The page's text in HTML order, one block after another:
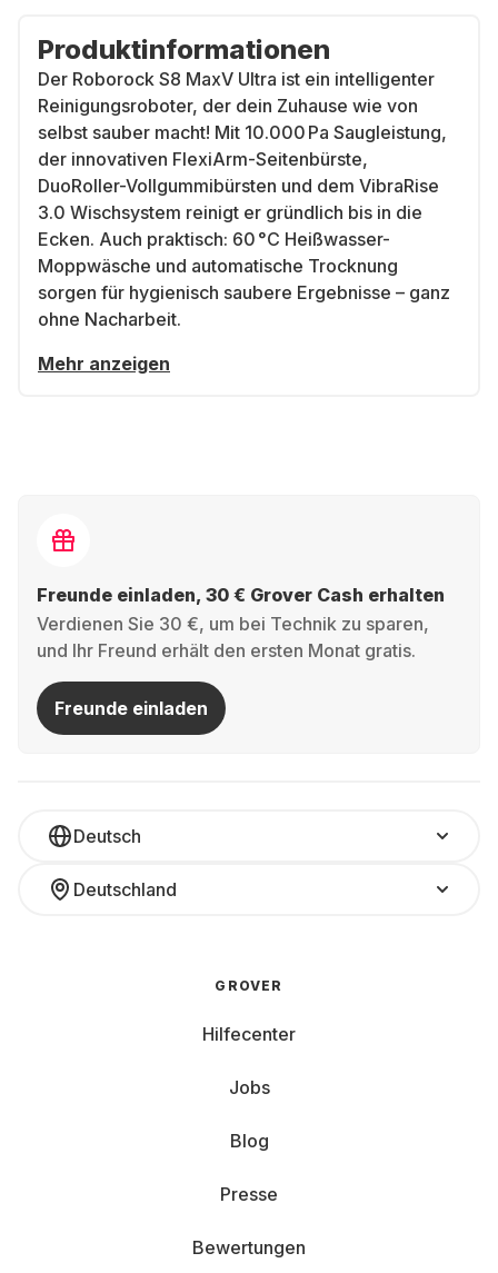
Produktinformationen
Der Roborock S8 MaxV Ultra ist ein intelligenter
Reinigungsroboter, der dein Zuhause wie von
selbst sauber macht! Mit 10.000 Pa Saugleistung,
der innovativen FlexiArm-Seitenbürste,
DuoRoller-Vollgummibürsten und dem VibraRise
3.0 Wischsystem reinigt er gründlich bis in die
Ecken. Auch praktisch: 60 °C Heißwasser-
Moppwäsche und automatische Trocknung
sorgen für hygienisch saubere Ergebnisse – ganz
ohne Nacharbeit.
Mehr anzeigen
Freunde einladen, 30 € Grover Cash erhalten
Verdienen Sie 30 €, um bei Technik zu sparen,
und Ihr Freund erhält den ersten Monat gratis.
Freunde einladen
Deutsch
Deutschland
GROVER
Hilfecenter
Jobs
Blog
Presse
Bewertungen